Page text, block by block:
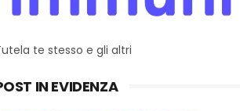
te stesso e gli altri
IN EVIDENZA